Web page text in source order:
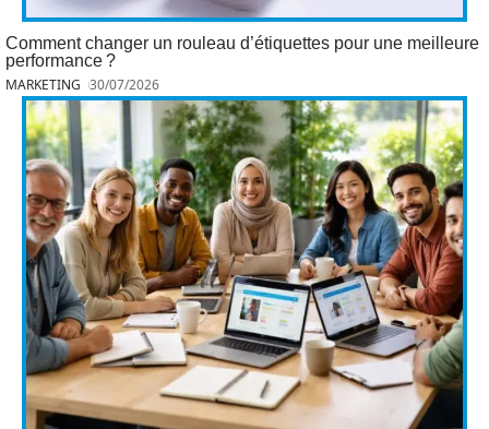
Comment changer un rouleau d’étiquettes pour une meilleure
performance ?
MARKETING 30/07/2026